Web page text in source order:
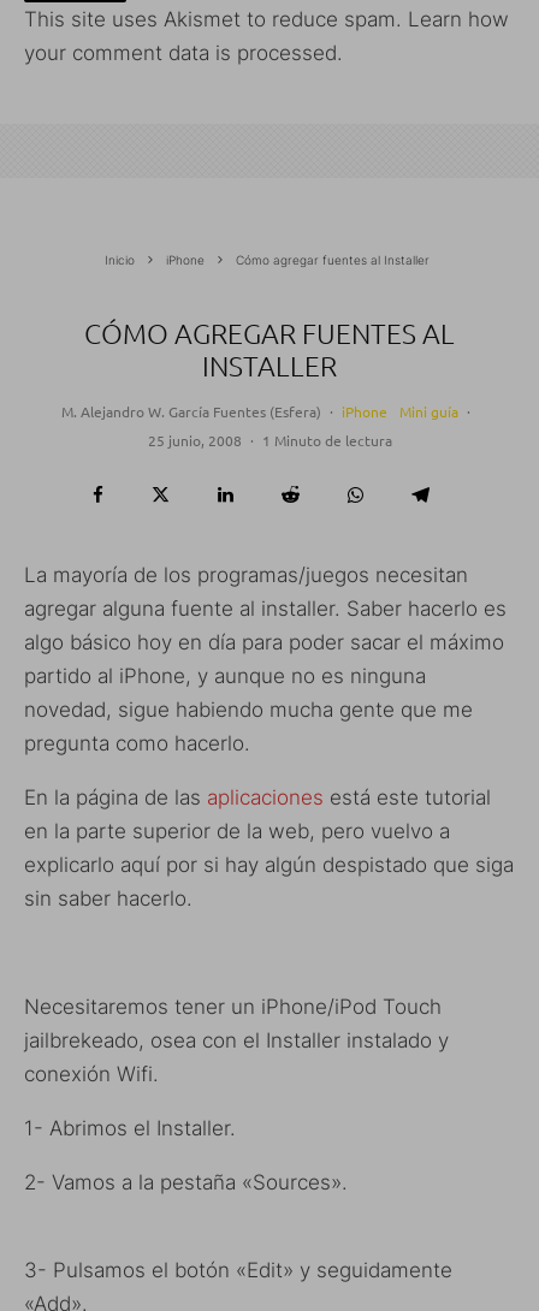
This site uses Akismet to reduce spam. Learn how
your comment data is processed.
Inicio iPhone Cómo agregar fuentes al Installer
CÓMO AGREGAR FUENTES AL
INSTALLER
M. Alejandro W. García Fuentes (Esfera) · iPhone Mini guía ·
25 junio, 2008 · 1 Minuto de lectura
La mayoría de los programas/juegos necesitan
agregar alguna fuente al installer. Saber hacerlo es
algo básico hoy en día para poder sacar el máximo
partido al iPhone, y aunque no es ninguna
novedad, sigue habiendo mucha gente que me
pregunta como hacerlo.
En la página de las aplicaciones está este tutorial
en la parte superior de la web, pero vuelvo a
explicarlo aquí por si hay algún despistado que siga
sin saber hacerlo.
Necesitaremos tener un iPhone/iPod Touch
jailbrekeado, osea con el Installer instalado y
conexión Wifi.
1- Abrimos el Installer.
2- Vamos a la pestaña «Sources».
3- Pulsamos el botón «Edit» y seguidamente
«Add».